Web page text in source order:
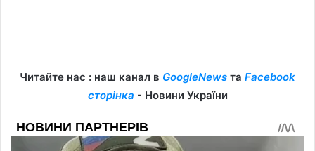
Читайте нас : наш канал в GoogleNews та Facebook
сторінка - Новини України